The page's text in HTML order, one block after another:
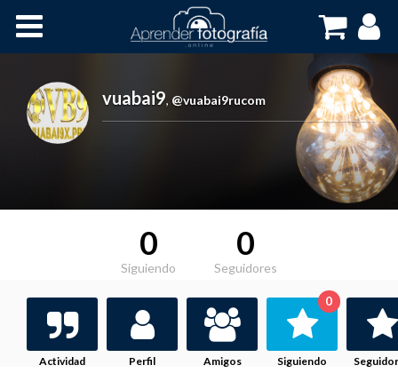
Cursos OnLine
vuabai9, @vuabai9rucom
0
Siguiendo
0
Seguidores
Actividad Perfil Amigos Siguiendo
0